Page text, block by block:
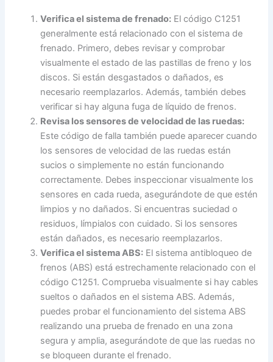
Verifica el sistema de frenado: El código C1251
generalmente está relacionado con el sistema de
frenado. Primero, debes revisar y comprobar
visualmente el estado de las pastillas de freno y los
discos. Si están desgastados o dañados, es
necesario reemplazarlos. Además, también debes
verificar si hay alguna fuga de líquido de frenos.
Revisa los sensores de velocidad de las ruedas:
Este código de falla también puede aparecer cuando
los sensores de velocidad de las ruedas están
sucios o simplemente no están funcionando
correctamente. Debes inspeccionar visualmente los
sensores en cada rueda, asegurándote de que estén
limpios y no dañados. Si encuentras suciedad o
residuos, límpialos con cuidado. Si los sensores
están dañados, es necesario reemplazarlos.
Verifica el sistema ABS: El sistema antibloqueo de
frenos (ABS) está estrechamente relacionado con el
código C1251. Comprueba visualmente si hay cables
sueltos o dañados en el sistema ABS. Además,
puedes probar el funcionamiento del sistema ABS
realizando una prueba de frenado en una zona
segura y amplia, asegurándote de que las ruedas no
se bloqueen durante el frenado.